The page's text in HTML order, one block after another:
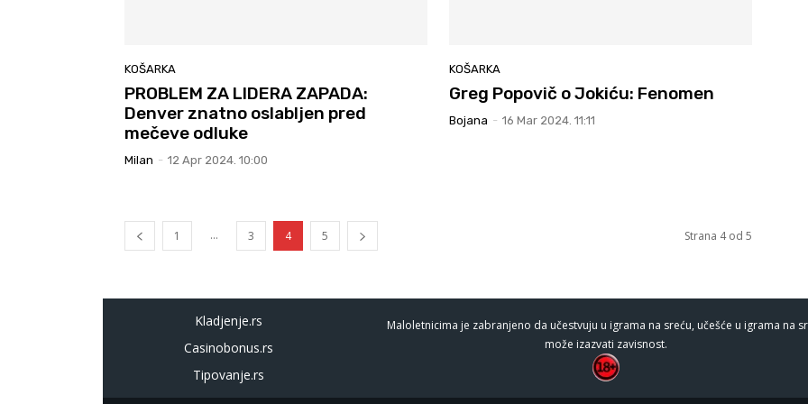
KOŠARKA
PROBLEM ZA LIDERA ZAPADA:
Denver znatno oslabljen pred
mečeve odluke
Milan - 12 Apr 2024. 10:00
KOŠARKA
Greg Popovič o Jokiću: Fenomen
Bojana - 16 Mar 2024. 11:11
1 ... 3 4 5 Strana 4 od 5
Kladjenje.rs
Casinobonus.rs
Tipovanje.rs
Maloletnicima je zabranjeno da učestvuju u igrama na sreću, učešće u igrama na
može izazvati zavisnost.